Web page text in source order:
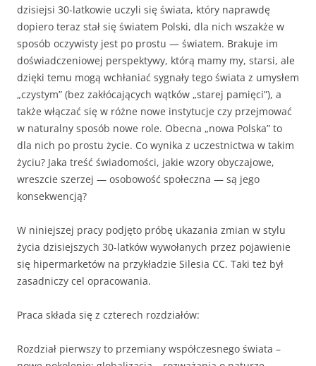
dzisiejsi 30-latkowie uczyli się świata, który naprawdę
dopiero teraz stał się światem Polski, dla nich wszakże w
sposób oczywisty jest po prostu — światem. Brakuje im
doświadczeniowej perspektywy, którą mamy my, starsi, ale
dzięki temu mogą wchłaniać sygnały tego świata z umysłem
„czystym” (bez zakłócających wątków „starej pamięci”), a
także włączać się w różne nowe instytucje czy przejmować
w naturalny sposób nowe role. Obecna „nowa Polska” to
dla nich po prostu życie. Co wynika z uczestnictwa w takim
życiu? Jaka treść świadomości, jakie wzory obyczajowe,
wreszcie szerzej — osobowość społeczna — są jego
konsekwencją?
W niniejszej pracy podjęto próbę ukazania zmian w stylu
życia dzisiejszych 30-latków wywołanych przez pojawienie
się hipermarketów na przykładzie Silesia CC. Taki też był
zasadniczy cel opracowania.
Praca składa się z czterech rozdziałów:
Rozdział pierwszy to przemiany współczesnego świata –